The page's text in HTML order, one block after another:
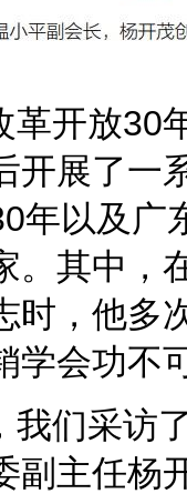
革开放30
开展了一
年以及广
。其中，
时，他多
学会功不
我们采访
副主任杨